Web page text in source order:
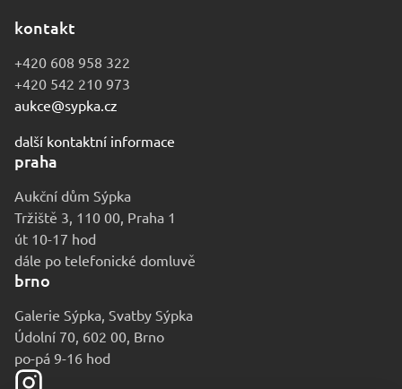
kontakt
+420 608 958 322
+420 542 210 973
aukce@sypka.cz
další kontaktní informace
praha
Aukční dům Sýpka
Tržiště 3, 110 00, Praha 1
út 10-17 hod
dále po telefonické domluvě
brno
Galerie Sýpka, Svatby Sýpka
Údolní 70, 602 00, Brno
po-pá 9-16 hod